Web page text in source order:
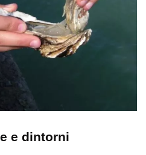
e dintorni